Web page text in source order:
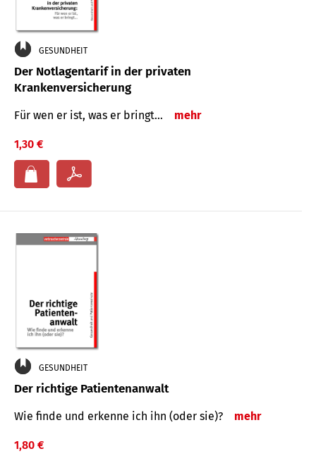
GESUNDHEIT
Der Notlagentarif in der privaten
Krankenversicherung
Für wen er ist, was er bringt… mehr
1,30 €
GESUNDHEIT
Der richtige Patientenanwalt
Wie finde und erkenne ich ihn (oder sie)? mehr
1,80 €